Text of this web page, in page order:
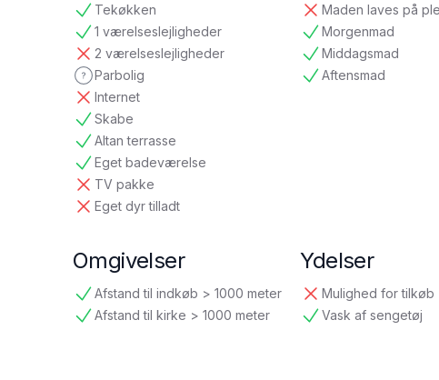
Tekøkken
tilgængelig
1 værelseslejligheder
tilgængelig
2 værelseslejligheder
ikke tilgængelig
Parbolig
ikke oplyst
Internet
ikke tilgængelig
Skabe
tilgængelig
Altan terrasse
tilgængelig
Eget badeværelse
tilgængelig
TV pakke
ikke tilgængelig
Eget dyr tilladt
ikke tilgængelig
Maden laves på
ikke tilgængelig
Morgenmad
tilgængelig
Middagsmad
tilgængelig
Aftensmad
tilgængelig
Omgivelser
Afstand til indkøb > 1000 meter
tilgængelig
Afstand til kirke > 1000 meter
tilgængelig
Ydelser
Mulighed for tilkøb
ikke tilgængelig
Vask af sengetøj
tilgængelig